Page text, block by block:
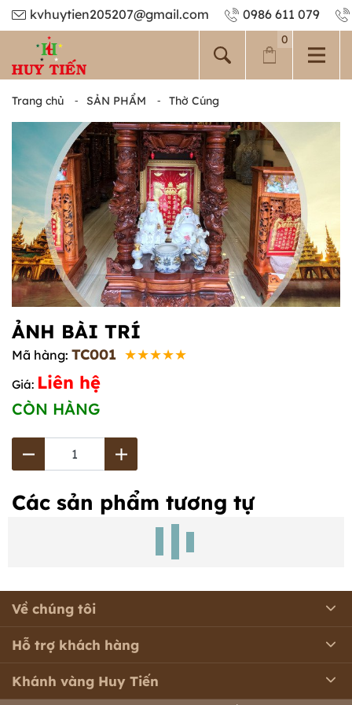
kvhuytien205207@gmail.com 0986 611 079
0
Trang chủ ⁃ SẢN PHẨM ⁃ Thờ Cúng
ẢNH BÀI TRÍ
Mã hàng: TC001 ★★★★★
Giá: Liên hệ
CÒN HÀNG
Các sản phẩm tương tự
Về chúng tôi
Hỗ trợ khách hàng
Khánh vàng Huy Tiến